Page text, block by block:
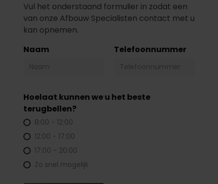
Vul het onderstaand formulier in zodat een
van onze Afbouw Specialisten contact met u
kan opnemen.
Naam
Telefoonnummer
Hoelaat kunnen we u het beste
terugbellen?
8:00 - 12:00
12:00 - 17:00
17:00 - 20:00
Zo snel mogelijk